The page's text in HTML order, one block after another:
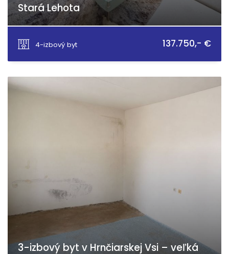
Stará Lehota
4-izbový byt
137.750,- €
3-izbový byt v Hrnčiarskej Vsi – veľká